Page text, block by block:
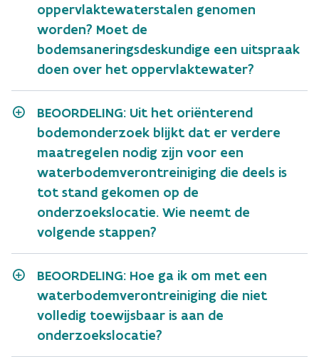
oppervlaktewaterstalen genomen
worden? Moet de
bodemsaneringsdeskundige een uitspraak
doen over het oppervlaktewater?
BEOORDELING: Uit het oriënterend
bodemonderzoek blijkt dat er verdere
maatregelen nodig zijn voor een
waterbodemverontreiniging die deels is
tot stand gekomen op de
onderzoekslocatie. Wie neemt de
volgende stappen?
BEOORDELING: Hoe ga ik om met een
waterbodemverontreiniging die niet
volledig toewijsbaar is aan de
onderzoekslocatie?